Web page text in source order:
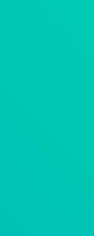
A Microsoft
elvárásai
állandó
szeretnénk
megértsék a